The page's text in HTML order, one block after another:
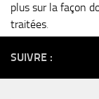
plus sur la façon
traitées.
SUIVRE :